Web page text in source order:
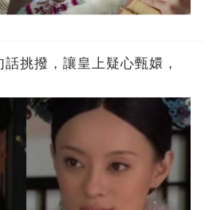
話挑撥，讓皇上疑心甄嬛，